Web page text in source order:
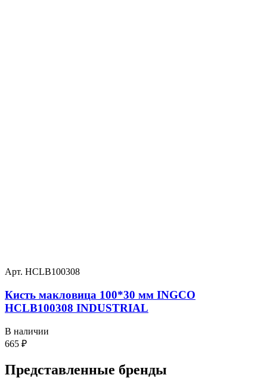
Арт. HCLB100308
Кисть макловица 100*30 мм INGCO
HCLB100308 INDUSTRIAL
В наличии
665 ₽
Представленные бренды